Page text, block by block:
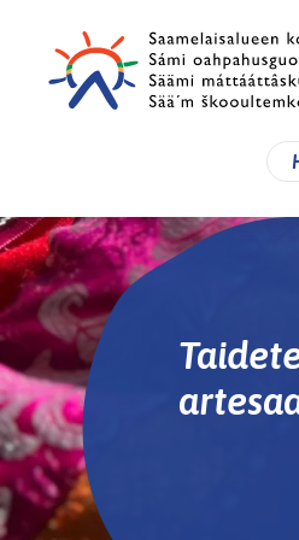
Siirry pääsisältöön Siirry